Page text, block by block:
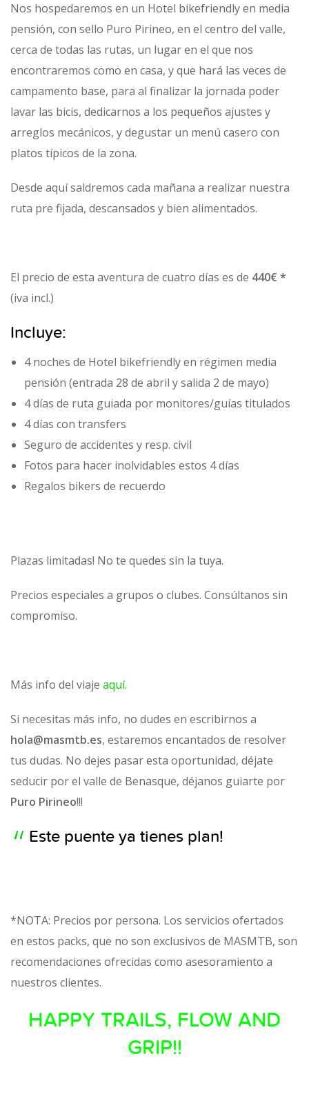
Nos hospedaremos en un Hotel bikefriendly en media
pensión, con sello Puro Pirineo, en el centro del valle,
cerca de todas las rutas, un lugar en el que nos
encontraremos como en casa, y que hará las veces de
campamento base, para al finalizar la jornada poder
lavar las bicis, dedicarnos a los pequeños ajustes y
arreglos mecánicos, y degustar un menú casero con
platos típicos de la zona.
Desde aquí saldremos cada mañana a realizar nuestra
ruta pre fijada, descansados y bien alimentados.
El precio de esta aventura de cuatro días es de 440€ *
(iva incl.)
Incluye:
4 noches de Hotel bikefriendly en régimen media
pensión (entrada 28 de abril y salida 2 de mayo)
4 días de ruta guiada por monitores/guías titulados
4 días con transfers
Seguro de accidentes y resp. civil
Fotos para hacer inolvidables estos 4 días
Regalos bikers de recuerdo
Plazas limitadas! No te quedes sin la tuya.
Precios especiales a grupos o clubes. Consúltanos sin
compromiso.
Más info del viaje aquí.
Si necesitas más info, no dudes en escribirnos a
hola@masmtb.es, estaremos encantados de resolver
tus dudas. No dejes pasar esta oportunidad, déjate
seducir por el valle de Benasque, déjanos guiarte por
Puro Pirineo!!!
Este puente ya tienes plan!
*NOTA: Precios por persona. Los servicios ofertados
en estos packs, que no son exclusivos de MASMTB, son
recomendaciones ofrecidas como asesoramiento a
nuestros clientes.
HAPPY TRAILS, FLOW AND
GRIP!!